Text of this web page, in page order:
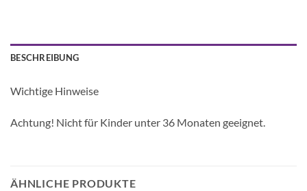
BESCHREIBUNG
Wichtige Hinweise
Achtung! Nicht für Kinder unter 36 Monaten geeignet.
ÄHNLICHE PRODUKTE